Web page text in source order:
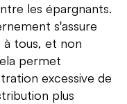
les épargnants.
s'assure
à tous, et non
permet
excessive de
plus